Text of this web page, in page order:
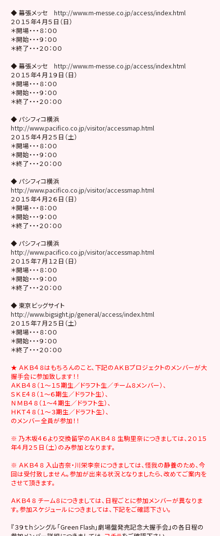
◆ 幕張メッセhttp://www.m-messe.co.jp/access/index.html
２０１５年４月５日（日）
＊開場・・・８：００
＊開始・・・９：００
＊終了・・・２０：００
◆ 幕張メッセhttp://www.m-messe.co.jp/access/index.html
２０１５年４月１９日（日）
＊開場・・・８：００
＊開始・・・９：００
＊終了・・・２０：００
◆ パシフィコ横浜
http://www.pacifico.co.jp/visitor/accessmap.html
２０１５年４月２５日（土）
＊開場・・・８：００
＊開始・・・９：００
＊終了・・・２０：００
◆ パシフィコ横浜
http://www.pacifico.co.jp/visitor/accessmap.html
２０１５年４月２６日（日）
＊開場・・・８：００
＊開始・・・９：００
＊終了・・・２０：００
◆ パシフィコ横浜
http://www.pacifico.co.jp/visitor/accessmap.html
２０１５年７月１２日（日）
＊開場・・・８：００
＊開始・・・９：００
＊終了・・・２０：００
◆ 東京ビッグサイト
http://www.bigsight.jp/general/access/index.html
２０１５年７月２５日（土）
＊開場・・・８：００
＊開始・・・９：００
＊終了・・・２０：００
★ ＡＫＢ４８はもちろんのこと、下記のＡＫＢプロジェクトのメンバーが大
握手会に参加致します！！
ＡＫＢ４８（１～１５期生／ドラフト生／チーム８メンバー）、
ＳＫＥ４８（１～６期生／ドラフト生）、
ＮＭＢ４８（１～４期生／ドラフト生）、
ＨＫＴ４８（１～３期生／ドラフト生）、
のメンバー全員が参加！！
※ 乃木坂４６より交換留学のＡＫＢ４８ 生駒里奈につきましては、２０１５
年４月２５日（土）のみ参加となります。
※ ＡＫＢ４８ 入山杏奈・川栄李奈につきましては、怪我の静養のため、今
回は受付致しません。参加が出来る状況となりましたら、改めてご案内を
させて頂きます。
ＡＫＢ４８ チーム８につきましては、日程ごとに参加メンバーが異なりま
す。参加スケジュールにつきましては、下記をご確認下さい。
『３９ｔｈシングル「Green Flash」劇場盤発売記念大握手会』の各日程の